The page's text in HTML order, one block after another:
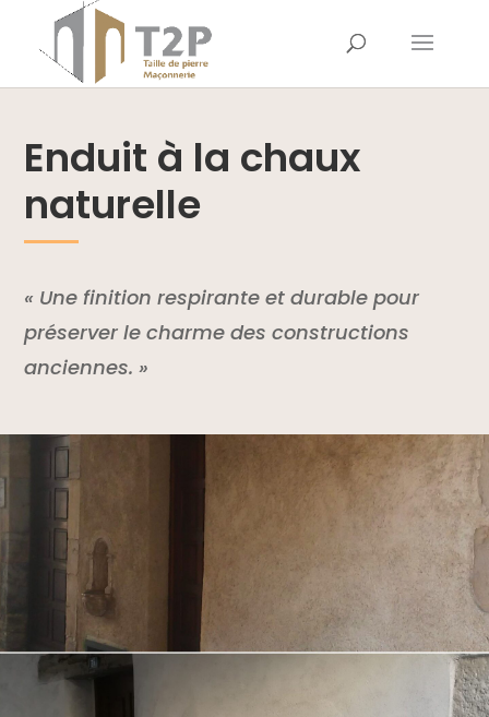
Enduit à la chaux
naturelle
« Une finition respirante et durable pour
préserver le charme des constructions
anciennes. »